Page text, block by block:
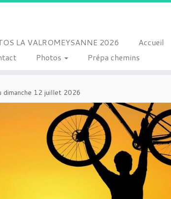
LA VALROMEYSANNE 2026 Accueil
Photos Prépa chemins
dimanche 12 juillet 2026